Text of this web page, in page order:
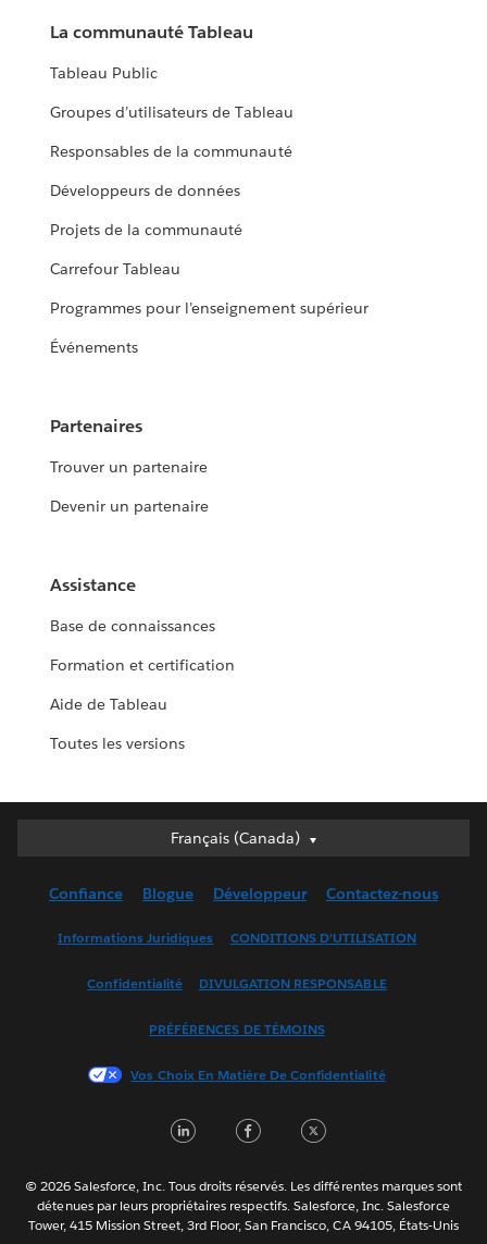
La communauté Tableau
Tableau Public
Groupes d’utilisateurs de Tableau
Responsables de la communauté
Développeurs de données
Projets de la communauté
Carrefour Tableau
Programmes pour l’enseignement supérieur
Événements
Partenaires
Trouver un partenaire
Devenir un partenaire
Assistance
Base de connaissances
Formation et certification
Aide de Tableau
Toutes les versions
Français (Canada)
Français (Canada)
English (UK)
Français (France)
한국어
Português
ไทย
简体中文
Confiance Blogue Développeur Contactez-nous
Informations Juridiques CONDITIONS D’UTILISATION
Confidentialité DIVULGATION RESPONSABLE
PRÉFÉRENCES DE TÉMOINS
Vos Choix En Matière De Confidentialité
LinkedInFacebook
© 2026 Salesforce, Inc. Tous droits réservés. Les différentes marques sont
détenues par leurs propriétaires respectifs. Salesforce, Inc. Salesforce
Tower, 415 Mission Street, 3rd Floor, San Francisco, CA 94105, États-Unis